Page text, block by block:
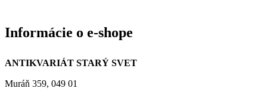
Informácie o e-shope
ANTIKVARIÁT STARÝ SVET
Muráň 359, 049 01